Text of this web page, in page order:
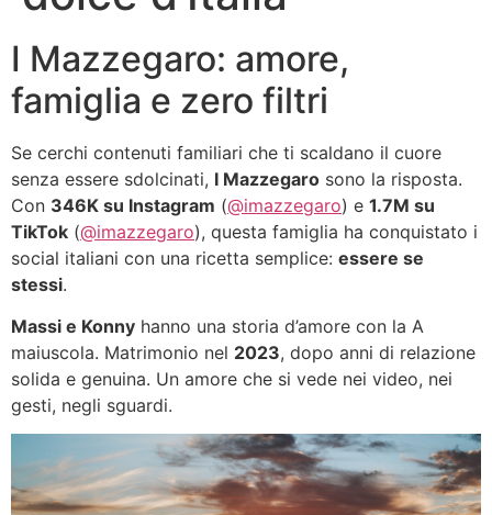
I Mazzegaro: amore,
famiglia e zero filtri
Se cerchi contenuti familiari che ti scaldano il cuore
senza essere sdolcinati, I Mazzegaro sono la risposta.
Con 346K su Instagram (@imazzegaro) e 1.7M su
TikTok (@imazzegaro), questa famiglia ha conquistato i
social italiani con una ricetta semplice: essere se
stessi.
Massi e Konny hanno una storia d’amore con la A
maiuscola. Matrimonio nel 2023, dopo anni di relazione
solida e genuina. Un amore che si vede nei video, nei
gesti, negli sguardi.